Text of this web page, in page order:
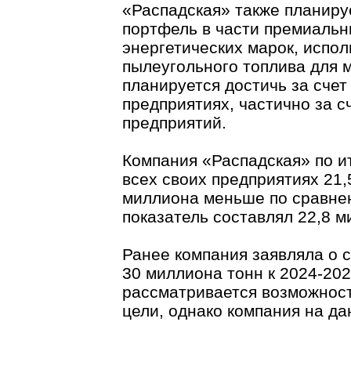
«Распадская» также
портфель в части
энергетических марок,
пылеугольного топлива для
планируется достичь за
предприятиях, частично за
предприятий.
Компания «Распадская» по
всех своих предприятиях
миллиона меньше по
показатель составлял 22,8
Ранее компания заявляла о
30 миллиона тонн к 2024-
рассматривается
цели, однако компания на